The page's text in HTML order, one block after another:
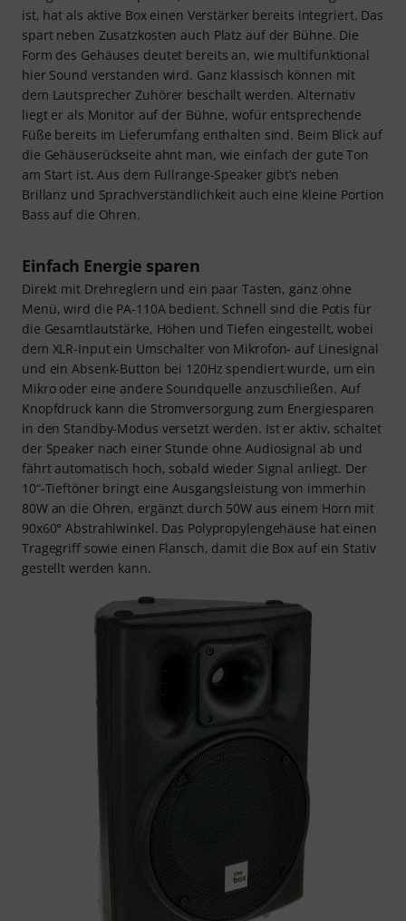
ist, hat als aktive Box einen Verstärker bereits integriert. Das
spart neben Zusatzkosten auch Platz auf der Bühne. Die
Form des Gehäuses deutet bereits an, wie multifunktional
hier Sound verstanden wird. Ganz klassisch können mit
dem Lautsprecher Zuhörer beschallt werden. Alternativ
liegt er als Monitor auf der Bühne, wofür entsprechende
Füße bereits im Lieferumfang enthalten sind. Beim Blick auf
die Gehäuserückseite ahnt man, wie einfach der gute Ton
am Start ist. Aus dem Fullrange-Speaker gibt’s neben
Brillanz und Sprachverständlichkeit auch eine kleine Portion
Bass auf die Ohren.
Einfach Energie sparen
Direkt mit Drehreglern und ein paar Tasten, ganz ohne
Menü, wird die PA-110A bedient. Schnell sind die Potis für
die Gesamtlautstärke, Höhen und Tiefen eingestellt, wobei
dem XLR-Input ein Umschalter von Mikrofon- auf Linesignal
und ein Absenk-Button bei 120Hz spendiert wurde, um ein
Mikro oder eine andere Soundquelle anzuschließen. Auf
Knopfdruck kann die Stromversorgung zum Energiesparen
in den Standby-Modus versetzt werden. Ist er aktiv, schaltet
der Speaker nach einer Stunde ohne Audiosignal ab und
fährt automatisch hoch, sobald wieder Signal anliegt. Der
10“-Tieftöner bringt eine Ausgangsleistung von immerhin
80W an die Ohren, ergänzt durch 50W aus einem Horn mit
90x60° Abstrahlwinkel. Das Polypropylengehäuse hat einen
Tragegriff sowie einen Flansch, damit die Box auf ein Stativ
gestellt werden kann.